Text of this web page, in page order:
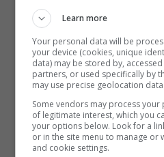
intrattenimento, ma è
corso delle sue 73
look dei partecipanti
hanno segnato la
Ogni anno, è tanta la
Learn more
Your personal data will be
your device (cookies, unique
data) may be stored by,
partners, or used specifically by
may use precise geolocation data.
Some vendors may process
of legitimate interest, which you
your options below. Look for a
or in the site menu to manage or
and cookie settings.